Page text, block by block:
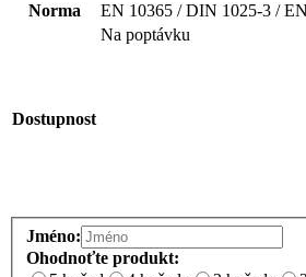
Norma
EN 10365 / DIN 1025-3 /
Dostupnost
Na poptávku
Jméno:
Ohodnoťte produkt: